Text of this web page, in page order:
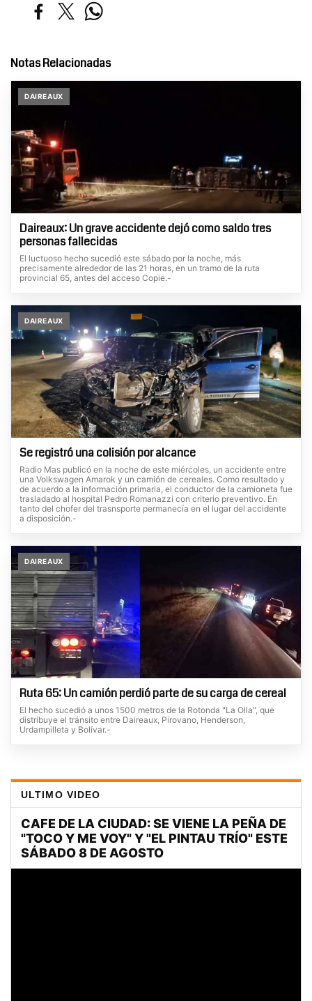
Notas Relacionadas
DAIREAUX
Daireaux: Un grave accidente dejó como saldo tres
personas fallecidas
El luctuoso hecho sucedió este sábado por la noche, más
precisamente alrededor de las 21 horas, en un tramo de la ruta
provincial 65, antes del acceso Copie.-
DAIREAUX
Se registró una colisión por alcance
Radio Mas publicó en la noche de este miércoles, un accidente entre
una Volkswagen Amarok y un camión de cereales. Como resultado y
de acuerdo a la información primaria, el conductor de la camioneta fue
trasladado al hospital Pedro Romanazzi con criterio preventivo. En
tanto del chofer del trasnsporte permanecía en el lugar del accidente
a disposición.-
DAIREAUX
Ruta 65: Un camión perdió parte de su carga de cereal
El hecho sucedió a unos 1500 metros de la Rotonda "La Olla", que
distribuye el tránsito entre Daireaux, Pirovano, Henderson,
Urdampilleta y Bolívar.-
ULTIMO VIDEO